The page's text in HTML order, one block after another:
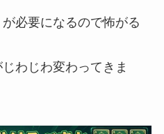
必要になるので怖がる
わじわ変わってきま